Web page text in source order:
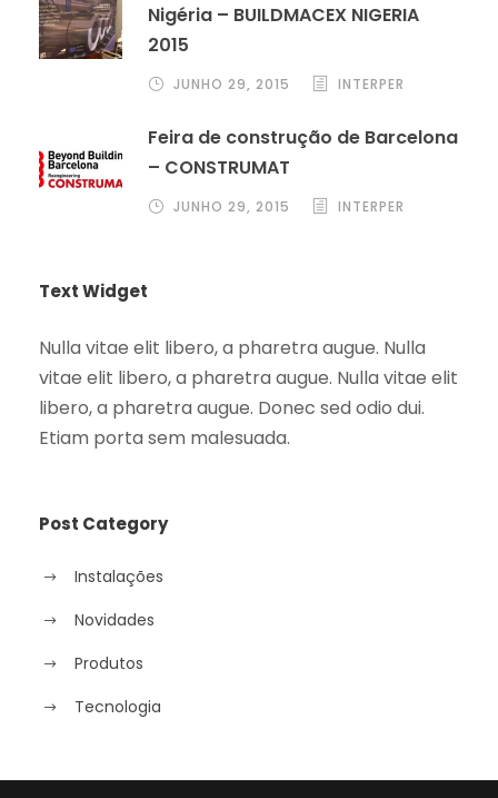
Nigéria – BUILDMACEX NIGERIA
2015
JUNHO 29, 2015 INTERPER
Feira de construção de Barcelona
– CONSTRUMAT
JUNHO 29, 2015 INTERPER
Text Widget
Nulla vitae elit libero, a pharetra augue. Nulla
vitae elit libero, a pharetra augue. Nulla vitae elit
libero, a pharetra augue. Donec sed odio dui.
Etiam porta sem malesuada.
Post Category
Instalações
Novidades
Produtos
Tecnologia